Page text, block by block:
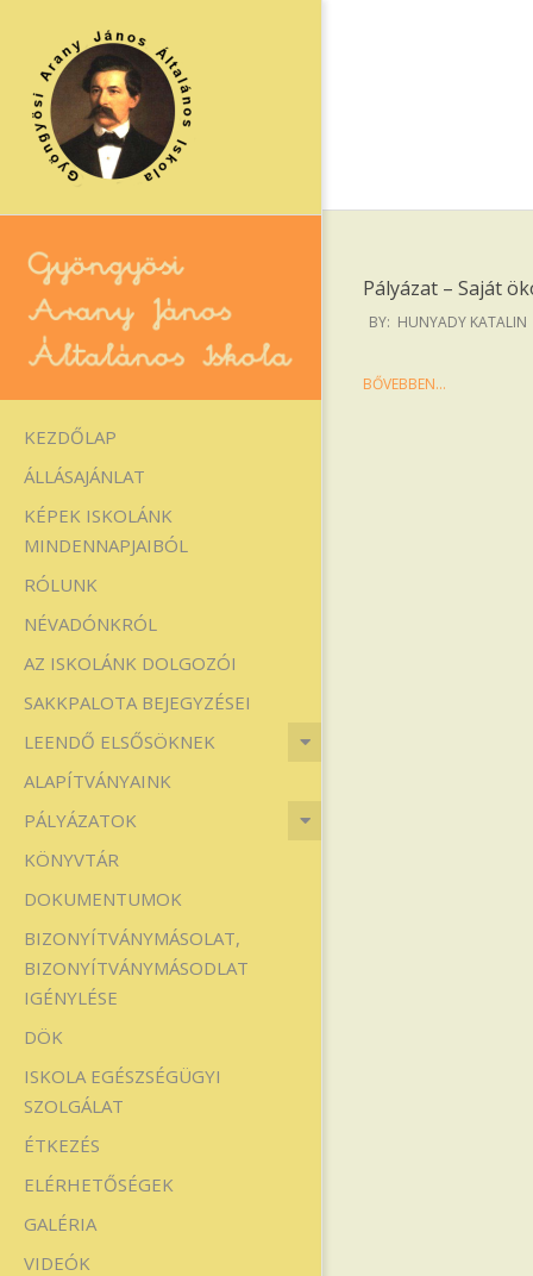
content
Gyöngyösi
Arany
János
Általános
Iskola
Primary
Navigation
Menu
KEZDŐLAP
ÁLLÁSAJÁNLAT
KÉPEK ISKOLÁNK
MINDENNAPJAIBÓL
RÓLUNK
NÉVADÓNKRÓL
AZ ISKOLÁNK DOLGOZÓI
SAKKPALOTA BEJEGYZÉSEI
LEENDŐ ELSŐSÖKNEK
ALAPÍTVÁNYAINK
PÁLYÁZATOK
KÖNYVTÁR
DOKUMENTUMOK
BIZONYÍTVÁNYMÁSOLAT,
BIZONYÍTVÁNYMÁSODLAT
IGÉNYLÉSE
DÖK
ISKOLA EGÉSZSÉGÜGYI
SZOLGÁLAT
ÉTKEZÉS
ELÉRHETŐSÉGEK
GALÉRIA
VIDEÓK
Pályázat – Saját
2025-
10
BY: HUNYADY KATALIN
BŐVEBBEN…